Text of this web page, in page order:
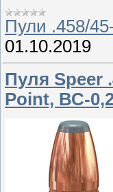
Пули .458/
01.10.2019
Пуля Speer
Point, ВС-